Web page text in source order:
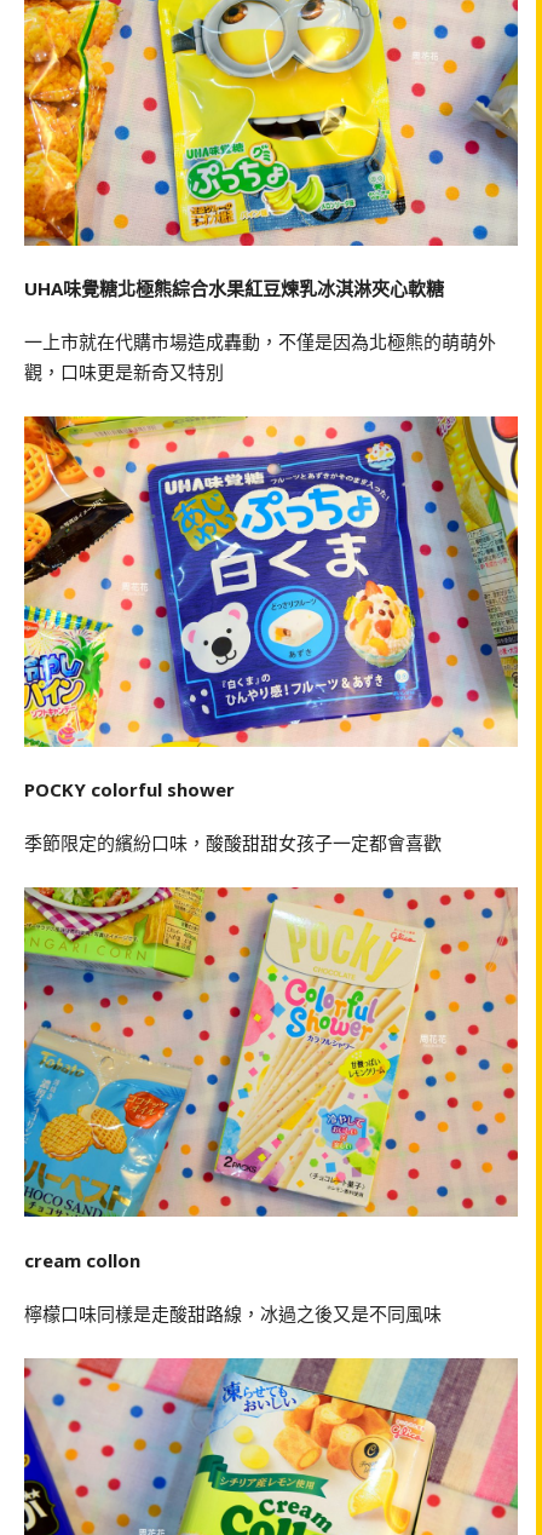
UHA味覺糖北極熊綜合水果紅豆煉乳冰淇淋夾心軟糖
一上市就在代購市場造成轟動，不僅是因為北極熊的萌萌外
觀，口味更是新奇又特別
POCKY colorful shower
季節限定的繽紛口味，酸酸甜甜女孩子一定都會喜歡
cream collon
檸檬口味同樣是走酸甜路線，冰過之後又是不同風味